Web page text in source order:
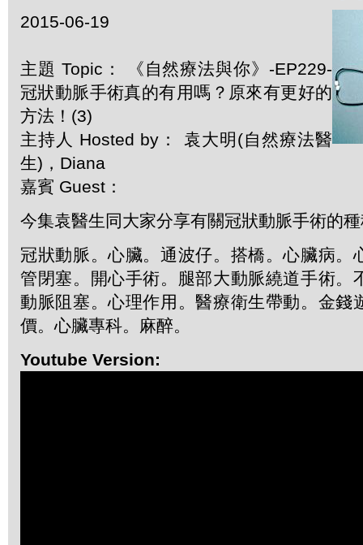
2015-06-19
主題 Topic： 《自然療法與你》-EP229-
冠狀動脈手術真的有用嗎？原來有更好的
方法！(3)
主持人 Hosted by： 袁大明(自然療法醫
生)，Diana
嘉賓 Guest：
今集袁醫生同大家分享有關冠狀動脈手術的
冠狀動脈。心臟。通波仔。搭橋。心臟病。
管閉塞。開心手術。腿部大動脈繞道手術。
動脈阻塞。心理作用。醫療衛生帶動。金錢
價。心臟專科。麻醉。
Youtube Version: